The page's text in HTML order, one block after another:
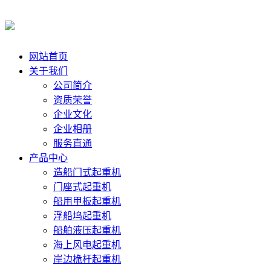
网站首页
关于我们
公司简介
资质荣誉
企业文化
企业相册
服务直通
产品中心
造船门式起重机
门座式起重机
船用甲板起重机
浮船坞起重机
船舶液压起重机
海上风电起重机
岸边桅杆起重机